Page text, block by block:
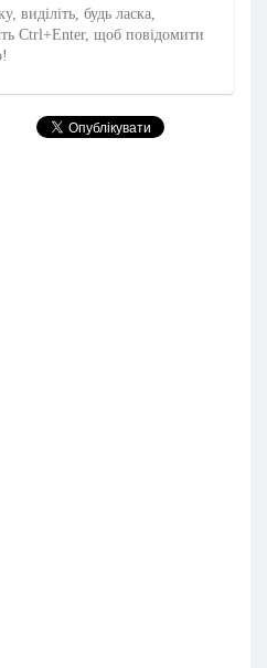
виділіть, будь ласка,
Ctrl+Enter, щоб повідомити